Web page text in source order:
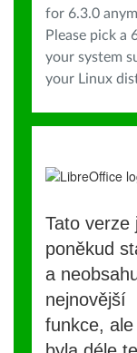
for 6.3.0
Please pick
your system
your Linux
Tato verze
poněkud
a
nejnovější
funkce, ale